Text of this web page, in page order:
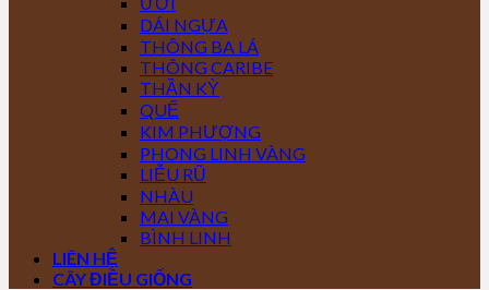
DÁI NGỰA
THÔNG BA LÁ
THÔNG CARIBE
THẦN KỲ
QUẾ
KIM PHƯỢNG
PHONG LINH VÀNG
LIỄU RŨ
NHÀU
MAI VÀNG
BÌNH LINH
LIÊN HỆ
CÂY ĐIỀU GIỐNG